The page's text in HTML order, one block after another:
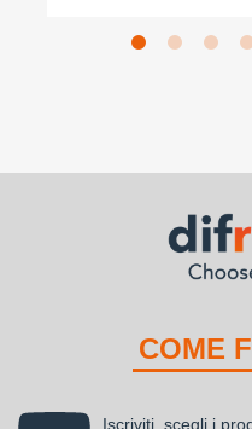
COME
Iscriviti, scegli i